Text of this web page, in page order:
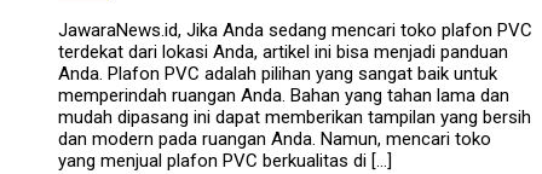
JawaraNews.id, Jika Anda sedang mencari toko plafon PVC
terdekat dari lokasi Anda, artikel ini bisa menjadi panduan
Anda. Plafon PVC adalah pilihan yang sangat baik untuk
memperindah ruangan Anda. Bahan yang tahan lama dan
mudah dipasang ini dapat memberikan tampilan yang bersih
dan modern pada ruangan Anda. Namun, mencari toko
yang menjual plafon PVC berkualitas di […]